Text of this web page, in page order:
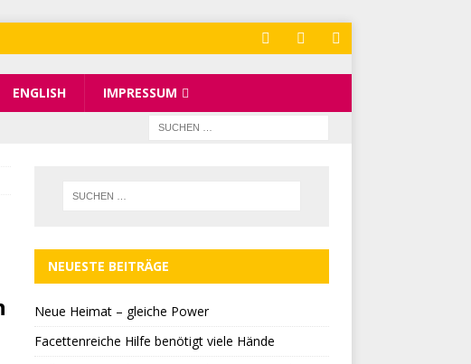
ENGLISH IMPRESSUM
NEUESTE BEITRÄGE
Neue Heimat – gleiche Power
Facettenreiche Hilfe benötigt viele Hände